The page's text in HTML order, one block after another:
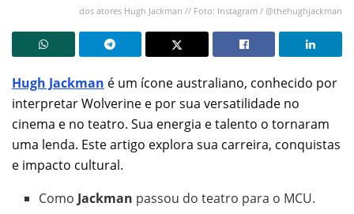
dos atores Hugh Jackman // Foto: Instagram / @thehughjackman
Hugh Jackman é um ícone australiano, conhecido por
interpretar Wolverine e por sua versatilidade no
cinema e no teatro. Sua energia e talento o tornaram
uma lenda. Este artigo explora sua carreira, conquistas
e impacto cultural.
Como Jackman passou do teatro para o MCU.